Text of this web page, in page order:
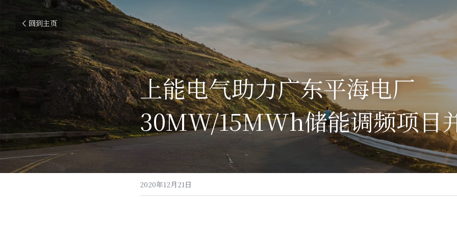
回到主页
上能电气助力广东平海电厂
30MW/15MWh储能调频项目
2020年12月21日